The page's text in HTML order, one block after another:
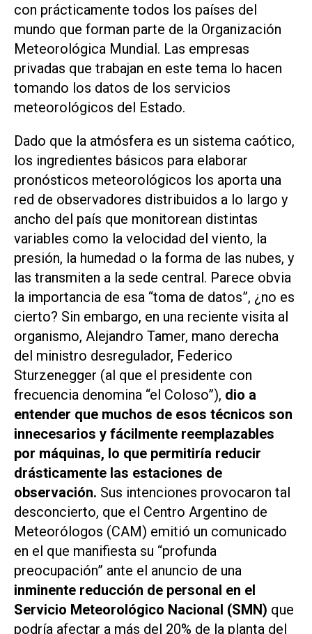
con prácticamente todos los países del
mundo que forman parte de la Organización
Meteorológica Mundial. Las empresas
privadas que trabajan en este tema lo hacen
tomando los datos de los servicios
meteorológicos del Estado.
Dado que la atmósfera es un sistema caótico,
los ingredientes básicos para elaborar
pronósticos meteorológicos los aporta una
red de observadores distribuidos a lo largo y
ancho del país que monitorean distintas
variables como la velocidad del viento, la
presión, la humedad o la forma de las nubes, y
las transmiten a la sede central. Parece obvia
la importancia de esa “toma de datos”, ¿no es
cierto? Sin embargo, en una reciente visita al
organismo, Alejandro Tamer, mano derecha
del ministro desregulador, Federico
Sturzenegger (al que el presidente con
frecuencia denomina “el Coloso”), dio a
entender que muchos de esos técnicos son
innecesarios y fácilmente reemplazables
por máquinas, lo que permitiría reducir
drásticamente las estaciones de
observación. Sus intenciones provocaron tal
desconcierto, que el Centro Argentino de
Meteorólogos (CAM) emitió un comunicado
en el que manifiesta su “profunda
preocupación” ante el anuncio de una
inminente reducción de personal en el
Servicio Meteorológico Nacional (SMN) que
podría afectar a más del 20% de la planta del